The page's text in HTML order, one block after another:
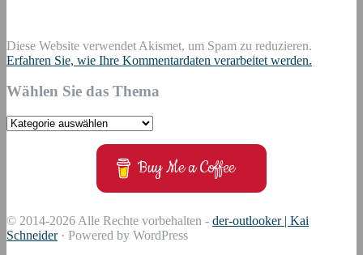
Diese Website verwendet Akismet, um Spam zu reduzieren.
Erfahren Sie, wie Ihre Kommentardaten verarbeitet werden.
Wählen Sie das Thema
Wählen
Buy Me a Coffee
© 2014-2026 Alle Rechte vorbehalten - der-outlooker | Kai
Schneider· Powered by WordPress